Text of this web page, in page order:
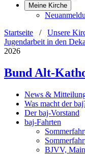
Meine Kirche
Startseite / Unsere
Jugendarbeit in den
2026
Bund Alt-
News &
Was macht der
Der baj-Vorstand
baj-Fahrten
BJVV,